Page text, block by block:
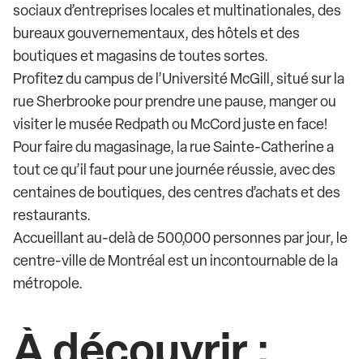
sociaux d’entreprises locales et multinationales, des
bureaux gouvernementaux, des hôtels et des
boutiques et magasins de toutes sortes.
Profitez du campus de l’Université McGill, situé sur la
rue Sherbrooke pour prendre une pause, manger ou
visiter le musée Redpath ou McCord juste en face!
Pour faire du magasinage, la rue Sainte-Catherine a
tout ce qu’il faut pour une journée réussie, avec des
centaines de boutiques, des centres d’achats et des
restaurants.
Accueillant au-delà de 500,000 personnes par jour, le
centre-ville de Montréal est un incontournable de la
métropole.